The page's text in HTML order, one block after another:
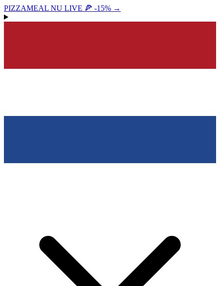
PIZZAMEAL NU LIVE 🍕 -15% →